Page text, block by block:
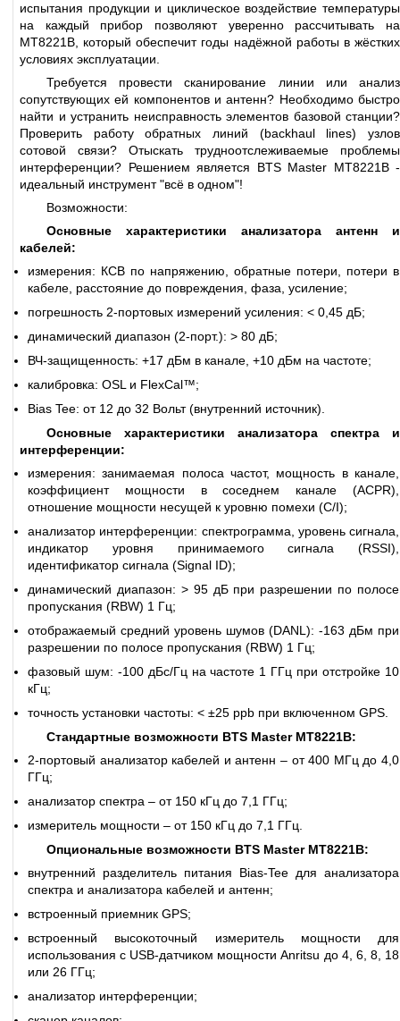
испытания продукции и циклическое воздействие температуры
на каждый прибор позволяют уверенно рассчитывать на
MT8221B, который обеспечит годы надёжной работы в жёстких
условиях эксплуатации.
Требуется провести сканирование линии или анализ
сопутствующих ей компонентов и антенн? Необходимо быстро
найти и устранить неисправность элементов базовой станции?
Проверить работу обратных линий (backhaul lines) узлов
сотовой связи? Отыскать трудноотслеживаемые проблемы
интерференции? Решением является BTS Master MT8221B -
идеальный инструмент "всё в одном"!
Возможности:
Основные характеристики анализатора антенн и
кабелей:
измерения: КСВ по напряжению, обратные потери, потери в
кабеле, расстояние до повреждения, фаза, усиление;
погрешность 2-портовых измерений усиления: < 0,45 дБ;
динамический диапазон (2-порт.): > 80 дБ;
ВЧ-защищенность: +17 дБм в канале, +10 дБм на частоте;
калибровка: OSL и FlexCal™;
Bias Tee: от 12 до 32 Вольт (внутренний источник).
Основные характеристики анализатора спектра и
интерференции:
измерения: занимаемая полоса частот, мощность в канале,
коэффициент мощности в соседнем канале (ACPR),
отношение мощности несущей к уровню помехи (C/I);
анализатор интерференции: спектрограмма, уровень сигнала,
индикатор уровня принимаемого сигнала (RSSI),
идентификатор сигнала (Signal ID);
динамический диапазон: > 95 дБ при разрешении по полосе
пропускания (RBW) 1 Гц;
отображаемый средний уровень шумов (DANL): -163 дБм при
разрешении по полосе пропускания (RBW) 1 Гц;
фазовый шум: -100 дБс/Гц на частоте 1 ГГц при отстройке 10
кГц;
точность установки частоты: < ±25 ppb при включенном GPS.
Стандартные возможности BTS Master MT8221B:
2-портовый анализатор кабелей и антенн – от 400 МГц до 4,0
ГГц;
анализатор спектра – от 150 кГц до 7,1 ГГц;
измеритель мощности – от 150 кГц до 7,1 ГГц.
Опциональные возможности BTS Master MT8221B:
внутренний разделитель питания Bias-Tee для анализатора
спектра и анализатора кабелей и антенн;
встроенный приемник GPS;
встроенный высокоточный измеритель мощности для
использования с USB-датчиком мощности Anritsu до 4, 6, 8, 18
или 26 ГГц;
анализатор интерференции;